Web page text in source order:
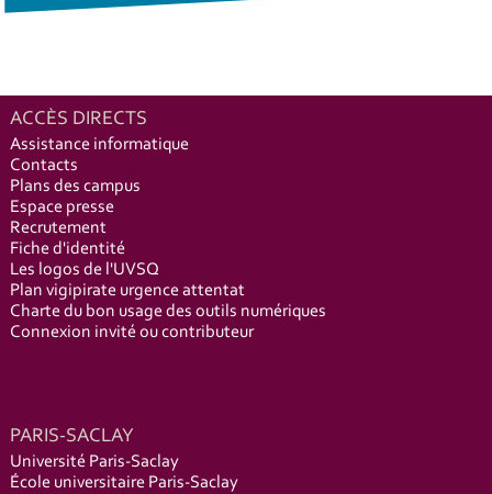
ACCÈS DIRECTS
Assistance informatique
Contacts
Plans des campus
Espace presse
Recrutement
Fiche d'identité
Les logos de l'UVSQ
Plan vigipirate urgence attentat
Charte du bon usage des outils numériques
Connexion invité ou contributeur
PARIS-SACLAY
Université Paris-Saclay
École universitaire Paris-Saclay